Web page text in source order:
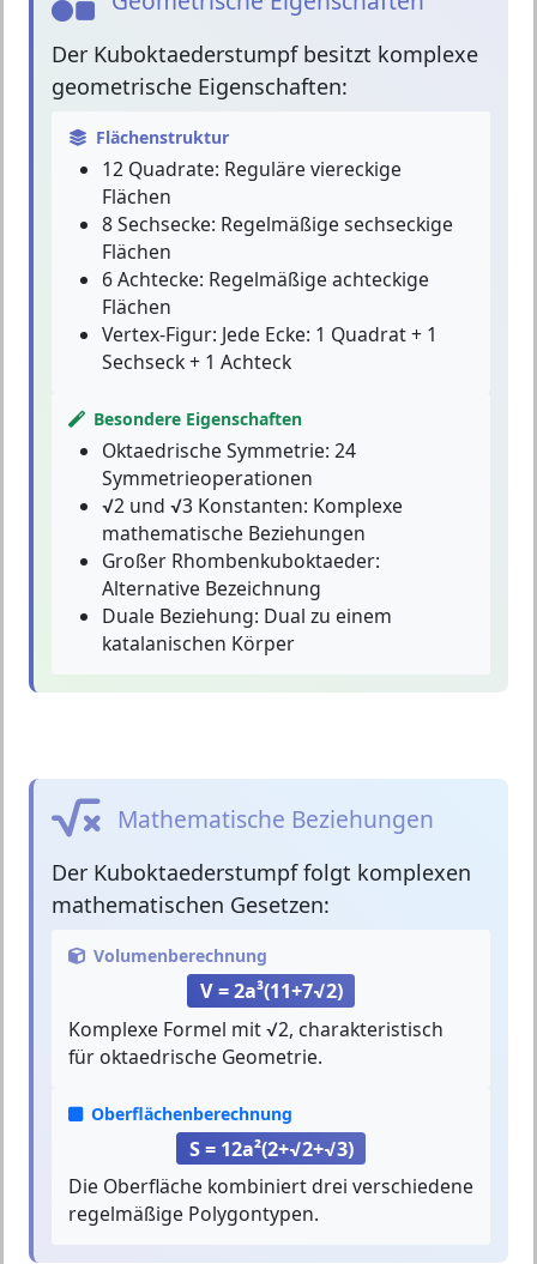
Der Kuboktaederstumpfbesitzt komplexe
geometrische Eigenschaften:
Flächenstruktur
12 Quadrate: Reguläre viereckige
Flächen
8 Sechsecke: Regelmäßige sechseckige
Flächen
6 Achtecke: Regelmäßige achteckige
Flächen
Vertex-Figur: Jede Ecke: 1 Quadrat + 1
Sechseck + 1 Achteck
Besondere Eigenschaften
Oktaedrische Symmetrie: 24
Symmetrieoperationen
√2 und √3 Konstanten: Komplexe
mathematische Beziehungen
Großer Rhombenkuboktaeder:
Alternative Bezeichnung
Duale Beziehung: Dual zu einem
katalanischen Körper
Mathematische Beziehungen
Der Kuboktaederstumpffolgt komplexen
mathematischen Gesetzen:
Volumenberechnung
V = 2a³(11+7√2)
Komplexe Formel mit √2, charakteristisch
für oktaedrische Geometrie.
Oberflächenberechnung
S = 12a²(2+√2+√3)
Die Oberfläche kombiniert drei verschiedene
regelmäßige Polygontypen.